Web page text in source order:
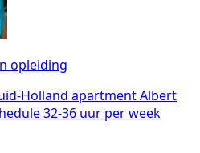
opleiding
Holland apartmentAlbert
32-36 uur per week